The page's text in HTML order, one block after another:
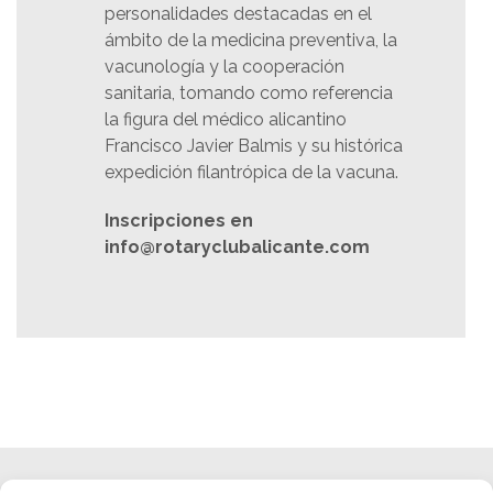
personalidades destacadas en el
ámbito de la medicina preventiva, la
vacunología y la cooperación
sanitaria, tomando como referencia
la figura del médico alicantino
Francisco Javier Balmis y su histórica
expedición filantrópica de la vacuna.
Inscripciones en
info@rotaryclubalicante.com